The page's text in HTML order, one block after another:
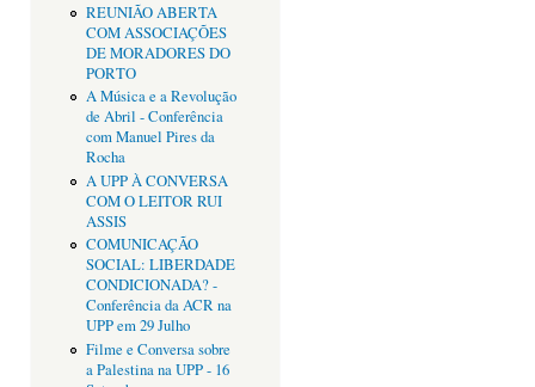
REUNIÃO ABERTA
COM ASSOCIAÇÕES
DE MORADORES DO
PORTO
A Música e a Revolução
de Abril - Conferência
com Manuel Pires da
Rocha
A UPP À CONVERSA
COM O LEITOR RUI
ASSIS
COMUNICAÇÃO
SOCIAL: LIBERDADE
CONDICIONADA? -
Conferência da ACR na
UPP em 29 Julho
Filme e Conversa sobre
a Palestina na UPP - 16